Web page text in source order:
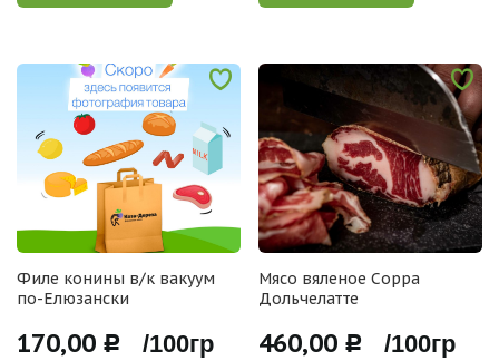
Филе конины в/к вакуум
по-Елюзански
170,00 Р /100гр
Мясо вяленое Сорра
Дольчелатте
460,00 Р /100гр